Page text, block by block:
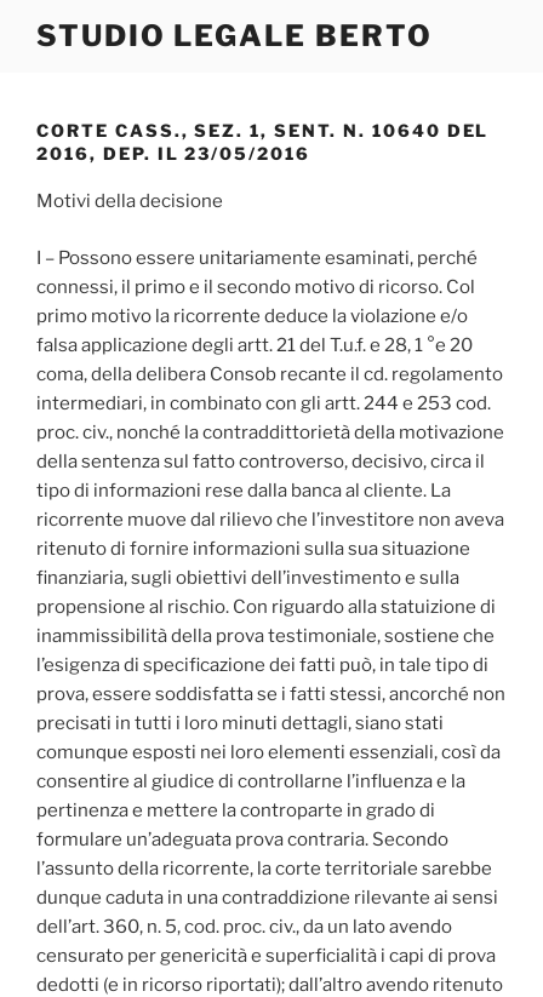
STUDIO LEGALE BERTO
CORTE CASS., SEZ. 1, SENT. N. 10640 DEL
2016, DEP. IL 23/05/2016
Motivi della decisione
I – Possono essere unitariamente esaminati, perché
connessi, il primo e il secondo motivo di ricorso. Col
primo motivo la ricorrente deduce la violazione e/o
falsa applicazione degli artt. 21 del T.u.f. e 28, 1 °e 20
coma, della delibera Consob recante il cd. regolamento
intermediari, in combinato con gli artt. 244 e 253 cod.
proc. civ., nonché la contraddittorietà della motivazione
della sentenza sul fatto controverso, decisivo, circa il
tipo di informazioni rese dalla banca al cliente. La
ricorrente muove dal rilievo che l’investitore non aveva
ritenuto di fornire informazioni sulla sua situazione
finanziaria, sugli obiettivi dell’investimento e sulla
propensione al rischio. Con riguardo alla statuizione di
inammissibilità della prova testimoniale, sostiene che
l’esigenza di specificazione dei fatti può, in tale tipo di
prova, essere soddisfatta se i fatti stessi, ancorché non
precisati in tutti i loro minuti dettagli, siano stati
comunque esposti nei loro elementi essenziali, così da
consentire al giudice di controllarne l’influenza e la
pertinenza e mettere la controparte in grado di
formulare un’adeguata prova contraria. Secondo
l’assunto della ricorrente, la corte territoriale sarebbe
dunque caduta in una contraddizione rilevante ai sensi
dell’art. 360, n. 5, cod. proc. civ., da un lato avendo
censurato per genericità e superficialità i capi di prova
dedotti (e in ricorso riportati); dall’altro avendo ritenuto